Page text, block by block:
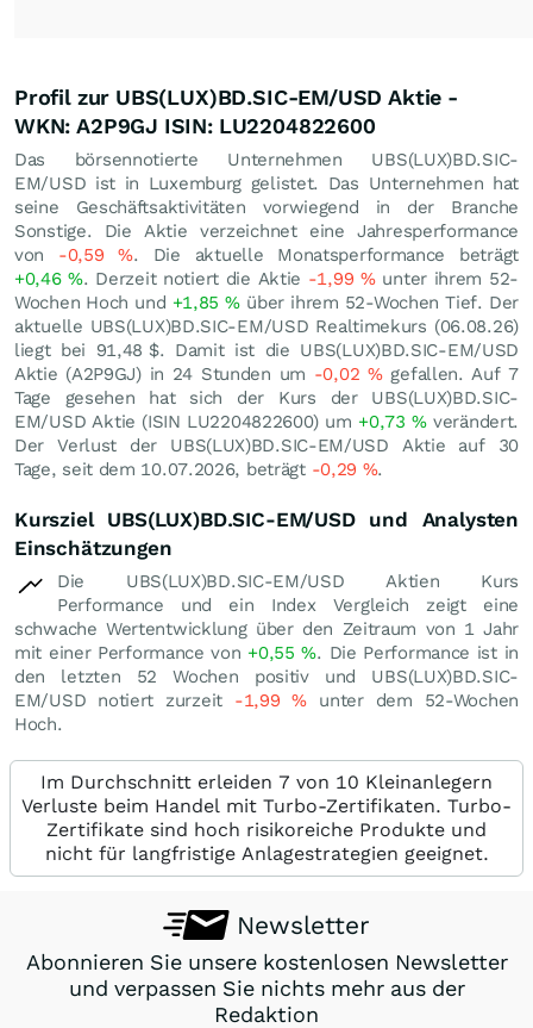
Profil zur UBS(LUX)BD.SIC-EM/USD Aktie -
WKN: A2P9GJ ISIN: LU2204822600
Das börsennotierte Unternehmen UBS(LUX)BD.SIC-
EM/USD ist in Luxemburg gelistet. Das Unternehmen hat
seine Geschäftsaktivitäten vorwiegend in der Branche
Sonstige. Die Aktie verzeichnet eine Jahresperformance
von -0,59%. Die aktuelle Monatsperformance beträgt
+0,46%. Derzeit notiert die Aktie -1,99 %unter ihrem 52-
Wochen Hoch und +1,85%über ihrem 52-Wochen Tief. Der
aktuelle UBS(LUX)BD.SIC-EM/USD Realtimekurs (06.08.26)
liegt bei 91,48 $. Damit ist die UBS(LUX)BD.SIC-EM/USD
Aktie (A2P9GJ) in 24 Stunden um -0,02 %gefallen. Auf 7
Tage gesehen hat sich der Kurs der UBS(LUX)BD.SIC-
EM/USD Aktie (ISIN LU2204822600) um +0,73%verändert.
Der Verlust der UBS(LUX)BD.SIC-EM/USD Aktie auf 30
Tage, seit dem 10.07.2026, beträgt -0,29 %.
Kursziel UBS(LUX)BD.SIC-EM/USD und Analysten
Einschätzungen
Die UBS(LUX)BD.SIC-EM/USD Aktien Kurs
Performance und ein Index Vergleich zeigt eine
schwache Wertentwicklung über den Zeitraum von 1 Jahr
mit einer Performance von +0,55%. Die Performance ist in
den letzten 52 Wochen positiv und UBS(LUX)BD.SIC-
EM/USD notiert zurzeit -1,99% unter dem 52-Wochen
Hoch.
Im Durchschnitt erleiden 7 von 10 Kleinanlegern
Verluste beim Handel mit Turbo-Zertifikaten. Turbo-
Zertifikate sind hoch risikoreiche Produkte und
nicht für langfristige Anlagestrategien geeignet.
Newsletter
Abonnieren Sie unsere kostenlosen Newsletter
und verpassen Sie nichts mehr aus der
Redaktion